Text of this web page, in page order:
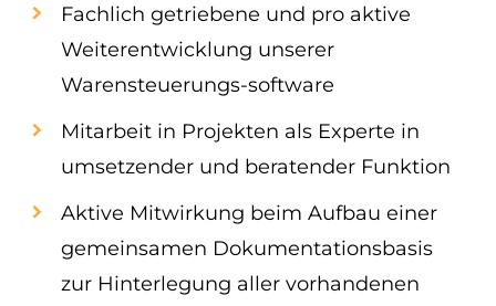
Fachlich getriebene und pro aktive
Weiterentwicklung unserer
Warensteuerungs-software
Mitarbeit in Projekten als Experte in
umsetzender und beratender Funktion
Aktive Mitwirkung beim Aufbau einer
gemeinsamen Dokumentationsbasis
zur Hinterlegung aller vorhandenen